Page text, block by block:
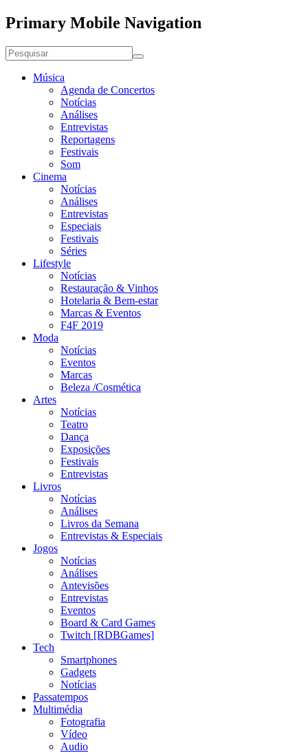
Primary Mobile Navigation
Música
Agenda de Concertos
Notícias
Análises
Entrevistas
Reportagens
Festivais
Som
Cinema
Notícias
Análises
Entrevistas
Especiais
Festivais
Séries
Lifestyle
Notícias
Restauração & Vinhos
Hotelaria & Bem-estar
Marcas & Eventos
F4F 2019
Moda
Notícias
Eventos
Marcas
Beleza /Cosmética
Artes
Notícias
Teatro
Dança
Exposições
Festivais
Entrevistas
Livros
Notícias
Análises
Livros da Semana
Entrevistas & Especiais
Jogos
Notícias
Análises
Antevisões
Entrevistas
Eventos
Board & Card Games
Twitch [RDBGames]
Tech
Smartphones
Gadgets
Notícias
Passatempos
Multimédia
Fotografia
Vídeo
Audio